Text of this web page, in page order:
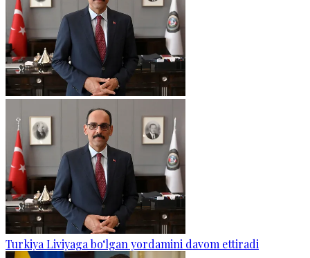
Turkiya Liviyaga bo‘lgan yordamini davom ettiradi